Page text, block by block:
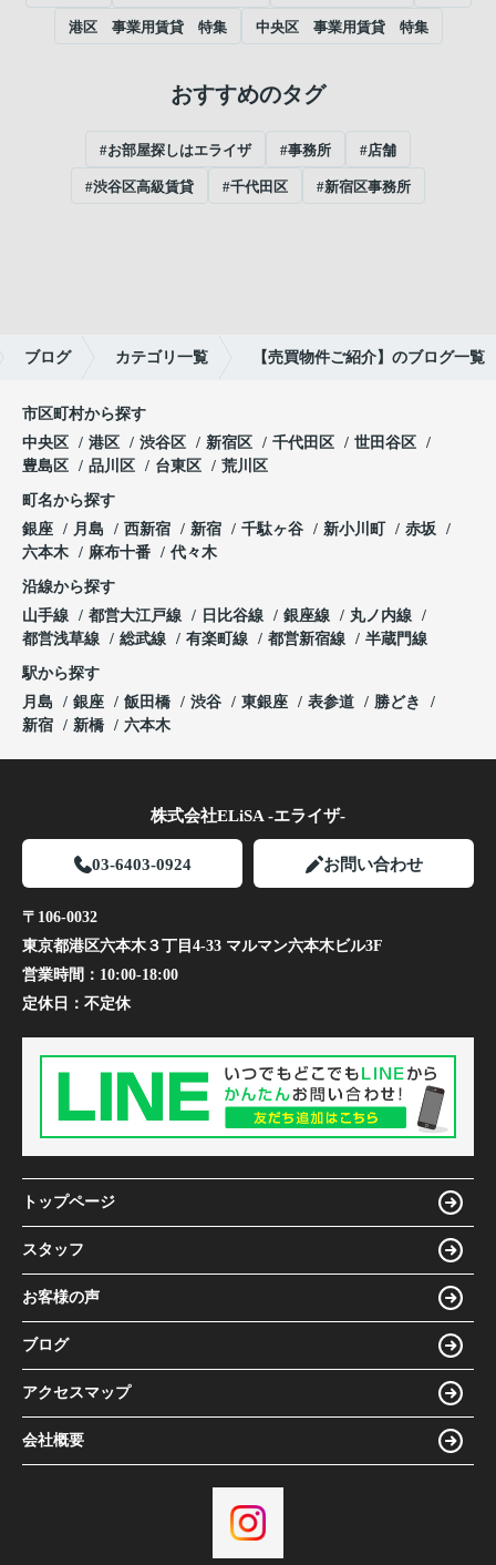
港区 事業用賃貸 特集 中央区 事業用賃貸 特集
おすすめのタグ
#お部屋探しはエライザ #事務所 #店舗
#渋谷区高級賃貸 #千代田区 #新宿区事務所
ブログ カテゴリ一覧 【売買物件ご紹介】のブログ一覧
市区町村から探す
中央区
港区 渋谷区 新宿区 千代田区
世田谷区
豊島区
品川区 台東区 荒川区
町名から探す
銀座
月島 西新宿 新宿 千駄ヶ谷 新小川町
赤坂
六本木
麻布十番 代々木
沿線から探す
山手線
都営大江戸線 日比谷線 銀座線
丸ノ内線
都営浅草線
総武線 有楽町線 都営新宿線 半蔵門線
駅から探す
月島
銀座 飯田橋 渋谷 東銀座 表参道
勝どき
新宿
新橋 六本木
株式会社ELiSA -エライザ-
03-6403-0924 お問い合わせ
〒106-0032
東京都港区六本木３丁目4-33 マルマン六本木ビル3F
営業時間： 10:00-18:00
定休日： 不定休
トップページ
スタッフ
お客様の声
ブログ
アクセスマップ
会社概要